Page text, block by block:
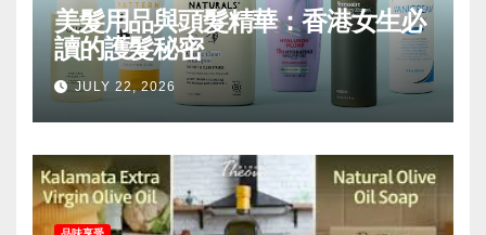
美髮用品與頭髮精華：香港女生必
讀的護髮秘密
JULY 22, 2026